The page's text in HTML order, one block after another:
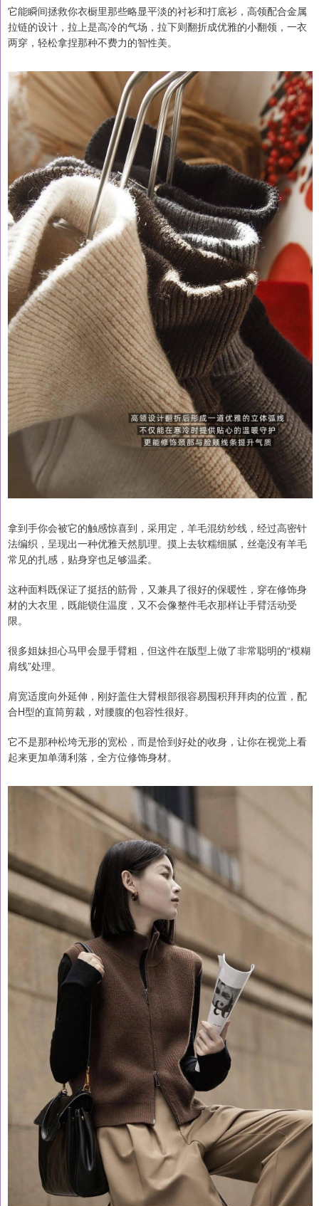
它能瞬间拯救你衣橱里那些略显平淡的衬衫和打底衫，高领配合金属
拉链的设计，拉上是高冷的气场，拉下则翻折成优雅的小翻领，一衣
两穿，轻松拿捏那种不费力的智性美。
拿到手你会被它的触感惊喜到，采用定，羊毛混纺纱线，经过高密针
法编织，呈现出一种优雅天然肌理。摸上去软糯细腻，丝毫没有羊毛
常见的扎感，贴身穿也足够温柔。
这种面料既保证了挺括的筋骨，又兼具了很好的保暖性，穿在修饰身
材的大衣里，既能锁住温度，又不会像整件毛衣那样让手臂活动受
限。
很多姐妹担心马甲会显手臂粗，但这件在版型上做了非常聪明的“模糊
肩线”处理。
肩宽适度向外延伸，刚好盖住大臂根部很容易囤积拜拜肉的位置，配
合H型的直筒剪裁，对腰腹的包容性很好。
它不是那种松垮无形的宽松，而是恰到好处的收身，让你在视觉上看
起来更加单薄利落，全方位修饰身材。